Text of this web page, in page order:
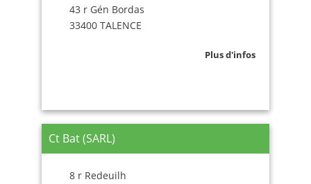
43 r Gén Bordas
33400 TALENCE
Plus d'infos
Ct Bat (SARL)
8 r Redeuilh